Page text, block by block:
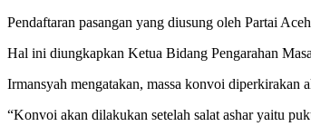
Pendaftaran pasangan yang diusung oleh Partai
Hal ini diungkapkan Ketua Bidang Pengarahan
Irmansyah mengatakan, massa konvoi diperkirakan
“Konvoi akan dilakukan setelah salat ashar yaitu